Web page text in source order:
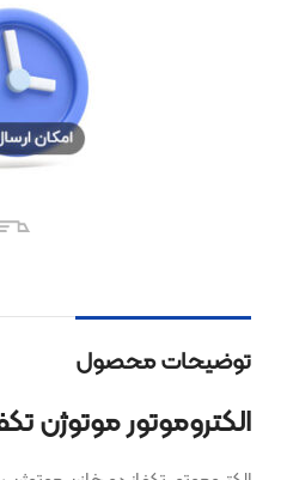
توضیحات محصول
الکتروموتور موتوژن